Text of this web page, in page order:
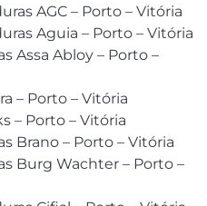
AGC – Porto – Vitória
Aguia – Porto – Vitória
Assa Abloy – Porto –
– Porto – Vitória
– Porto – Vitória
Brano – Porto – Vitória
Burg Wachter – Porto –